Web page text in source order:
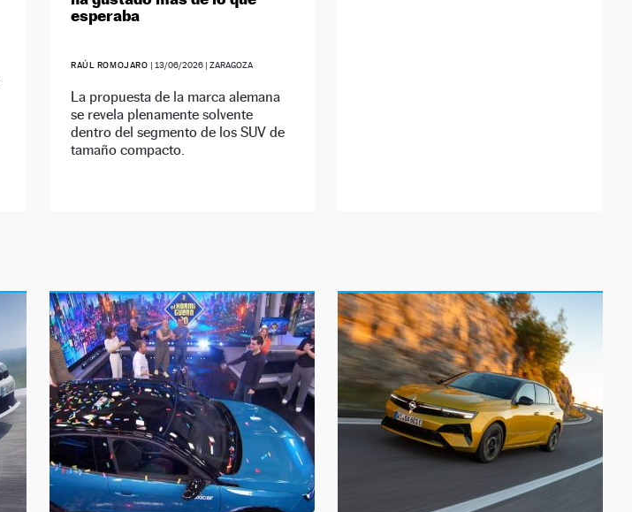
esperaba
RAÚL ROMOJARO | 13/06/2026| ZARAGOZA
La propuesta de la marca alemana
se revela plenamente solvente
dentro del segmento de los SUV de
tamaño compacto.